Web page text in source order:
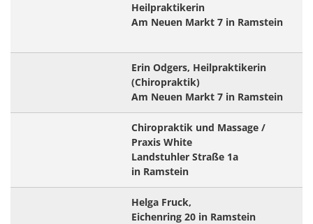
Heilpraktikerin
Am Neuen Markt 7 in Ramstein
Erin Odgers, Heilpraktikerin
(Chiropraktik)
Am Neuen Markt 7 in Ramstein
Chiropraktik und Massage /
Praxis White
Landstuhler Straße 1a
in Ramstein
Helga Fruck,
Eichenring 20 in Ramstein